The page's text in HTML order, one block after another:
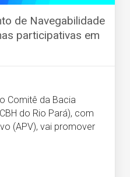
de Navegabilidade
participativas em
Comitê da Bacia
do Rio Pará), com
(APV), vai promover